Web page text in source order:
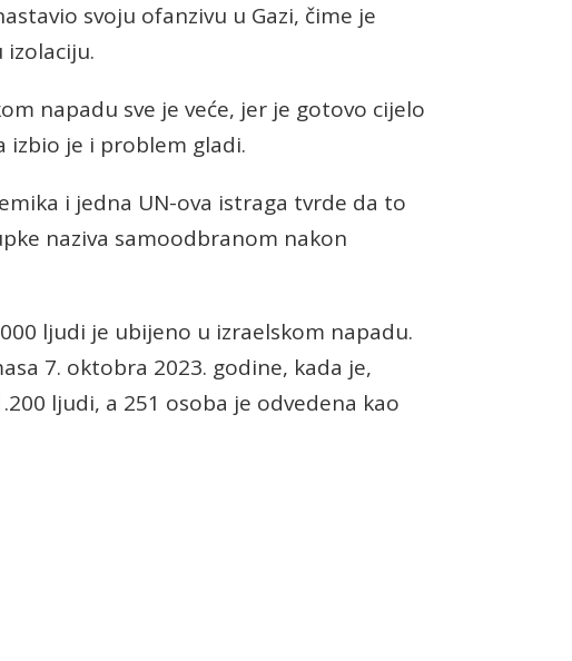
svoju ofanzivu u Gazi, čime je
napadu sve je veće, jer je gotovo cijelo
izbio je i problem gladi.
i jedna UN-ova istraga tvrde da to
naziva samoodbranom nakon
ljudi je ubijeno u izraelskom napadu.
7. oktobra 2023. godine, kada je,
ljudi, a 251 osoba je odvedena kao